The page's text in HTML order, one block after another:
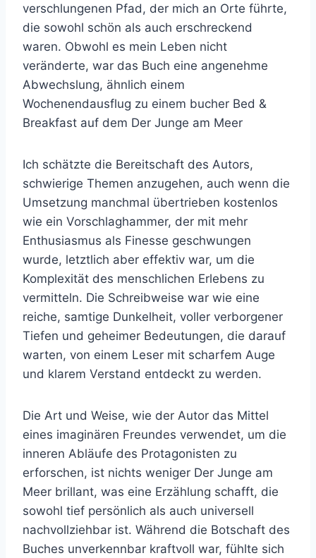
verschlungenen Pfad, der mich an Orte führte,
die sowohl schön als auch erschreckend
waren. Obwohl es mein Leben nicht
veränderte, war das Buch eine angenehme
Abwechslung, ähnlich einem
Wochenendausflug zu einem bucher Bed &
Breakfast auf dem Der Junge am Meer
Ich schätzte die Bereitschaft des Autors,
schwierige Themen anzugehen, auch wenn die
Umsetzung manchmal übertrieben kostenlos
wie ein Vorschlaghammer, der mit mehr
Enthusiasmus als Finesse geschwungen
wurde, letztlich aber effektiv war, um die
Komplexität des menschlichen Erlebens zu
vermitteln. Die Schreibweise war wie eine
reiche, samtige Dunkelheit, voller verborgener
Tiefen und geheimer Bedeutungen, die darauf
warten, von einem Leser mit scharfem Auge
und klarem Verstand entdeckt zu werden.
Die Art und Weise, wie der Autor das Mittel
eines imaginären Freundes verwendet, um die
inneren Abläufe des Protagonisten zu
erforschen, ist nichts weniger Der Junge am
Meer brillant, was eine Erzählung schafft, die
sowohl tief persönlich als auch universell
nachvollziehbar ist. Während die Botschaft des
Buches unverkennbar kraftvoll war, fühlte sich